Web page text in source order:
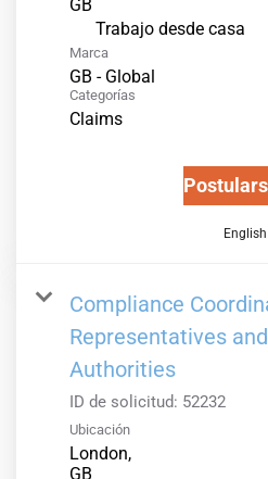
inicio
Trabajo desde casa
Marca
GB - Global
Categorías
Claims
Compliance
Representatives
Authorities
ID de solicitud: 52232
Ubicación
London,